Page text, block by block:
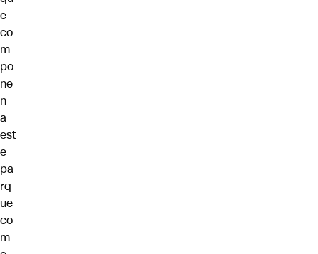
e
co
m
po
ne
n
a
est
e
pa
rq
ue
co
m